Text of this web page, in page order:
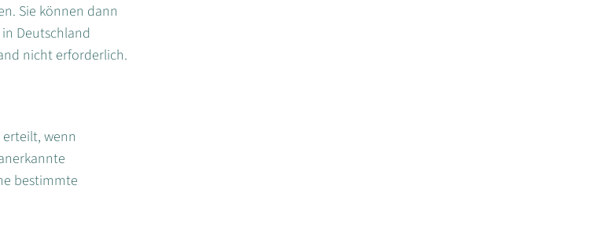
Sie können dann
Deutschland
nicht erforderlich.
wenn
bestimmte